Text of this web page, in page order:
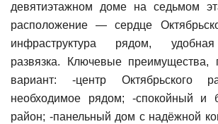
девятиэтажном доме на седьмом
расположение — сердце
инфраструктура рядом, удобная
развязка. Ключевые
вариант: -центр
необходимое рядом; -спокойный и
район; -панельный дом с надёжной